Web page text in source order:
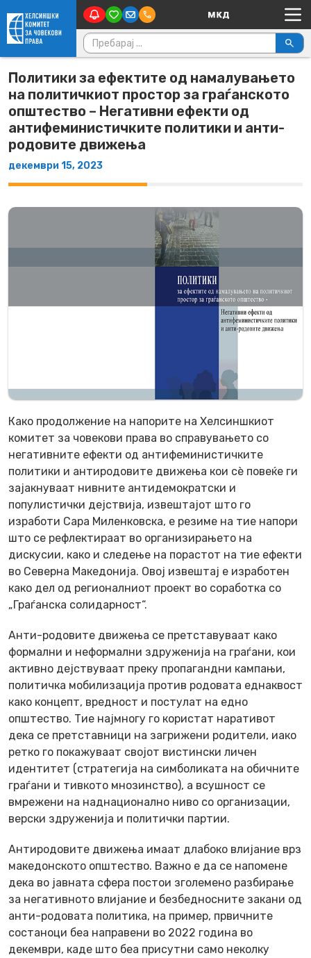
Skip to content Main Navigation
Пребарувај за:
Политики за ефектите од намалувањето
на политичкиот простор за граѓанското
општество – Негативни ефекти од
антифеминистичките политики и анти-
родовите движења
декември 15, 2023
Како продолжение на напорите на Хелсиншкиот
комитет за човекови права во справувањето со
негативните ефекти од антифеминистичките
политики и антиродовите движења кои сè повеќе ги
зајакнуваат нивните антидемократски и
популистички дејствија, извештајот што го
изработи Сара Миленковска, е резиме на тие напори
што се рефлектираат во организирањето на
дискусии, како и следење на порастот на тие ефекти
во Северна Македонија. Овој извештај е изработен
како дел од регионалниот проект во соработка со
„Граѓанска солидарност“.
Анти-родовите движења се претставуваат како
формални и неформални здруженија на граѓани, кои
активно дејствуваат преку пропагандни кампањи,
политичка мобилизација против родовата еднаквост
како концепт, вредност и постулат на едно
општество. Тие најмногу го користат наративот
дека се претставници на загрижени родители, иако
ретко го покажуваат својот вистински личен
идентитет (стратегија на симболиката на обичните
граѓани и тивкото мнозинство), а всушност се
вмрежени на наднационално ниво со организации,
верски здруженија и политички партии.
Антиродовите движења имаат длабоко влијание врз
македонското општество. Важно е да се напомене
дека во јавната сфера постои зголемено разбирање
за негативното влијание и безбедносните закани од
анти-родовата политика, на пример, првичните
состаноци беа направени во 2022 година во
декември, каде што беа присутни само неколку